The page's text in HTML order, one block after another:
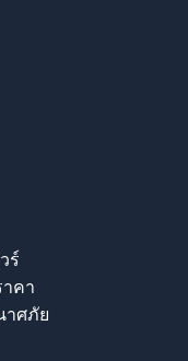
ร์
คา
าศภัย